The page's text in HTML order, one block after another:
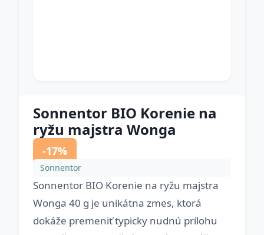
Sonnentor BIO Korenie na
ryžu majstra Wonga
-17%
Sonnentor
Sonnentor BIO Korenie na ryžu majstra
Wonga 40 g je unikátna zmes, ktorá
dokáže premeniť typicky nudnú prílohu